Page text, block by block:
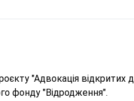
"Адвокація відкритих
фонду "Відродження".